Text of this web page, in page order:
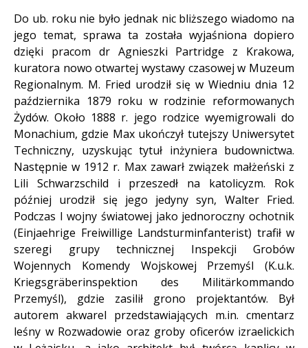
Do ub. roku nie było jednak nic bliższego wiadomo na
jego temat, sprawa ta została wyjaśniona dopiero
dzięki pracom dr Agnieszki Partridge z Krakowa,
kuratora nowo otwartej wystawy czasowej w Muzeum
Regionalnym. M. Fried urodził się w Wiedniu dnia 12
października 1879 roku w rodzinie reformowanych
Żydów. Około 1888 r. jego rodzice wyemigrowali do
Monachium, gdzie Max ukończył tutejszy Uniwersytet
Techniczny, uzyskując tytuł inżyniera budownictwa.
Następnie w 1912 r. Max zawarł związek małżeński z
Lili Schwarzschild i przeszedł na katolicyzm. Rok
później urodził się jego jedyny syn, Walter Fried.
Podczas I wojny światowej jako jednoroczny ochotnik
(Einjaehrige Freiwillige Landsturminfanterist) trafił w
szeregi grupy technicznej Inspekcji Grobów
Wojennych Komendy Wojskowej Przemyśl (K.u.k.
Kriegsgräberinspektion des Militärkommando
Przemyśl), gdzie zasilił grono projektantów. Był
autorem akwarel przedstawiających m.in. cmentarz
leśny w Rozwadowie oraz groby oficerów izraelickich